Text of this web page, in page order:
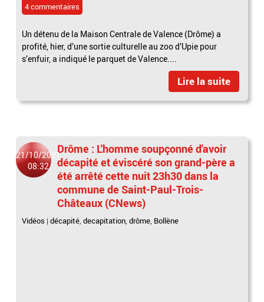
4 commentaires
Un détenu de la Maison Centrale de Valence (Drôme) a
profité, hier, d’une sortie culturelle au zoo d’Upie pour
s’enfuir, a indiqué le parquet de Valence....
Lire la suite
21/10/2021
08:32
Drôme : L'homme soupçonné d'avoir
décapité et éviscéré son grand-père a
été arrêté cette nuit 23h30 dans la
commune de Saint-Paul-Trois-
Châteaux (CNews)
Vidéos |décapité,decapitation,drôme, Bollène